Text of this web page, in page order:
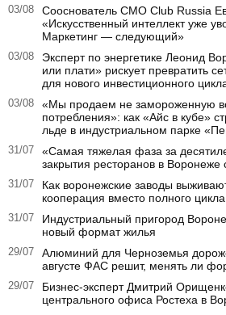
03/08
Сооснователь CMO Club Russia
«Искусственный интеллект уже
Маркетинг — следующий»
03/08
Эксперт по энергетике Леонид
или плати» рискует превратить
для нового инвестиционного
03/08
«Мы продаем не замороженную
потребления»: как «Айс в кубе»
льде в индустриальном парке
31/07
«Самая тяжелая фаза за
закрытия ресторанов в Воронеже
31/07
Как воронежские заводы
кооперация вместо полного цикла
31/07
Индустриальный пригород
новый формат жилья
29/07
Алюминий для Черноземья
августе ФАС решит, менять ли
29/07
Бизнес-эксперт Дмитрий
центрального офиса Ростеха в